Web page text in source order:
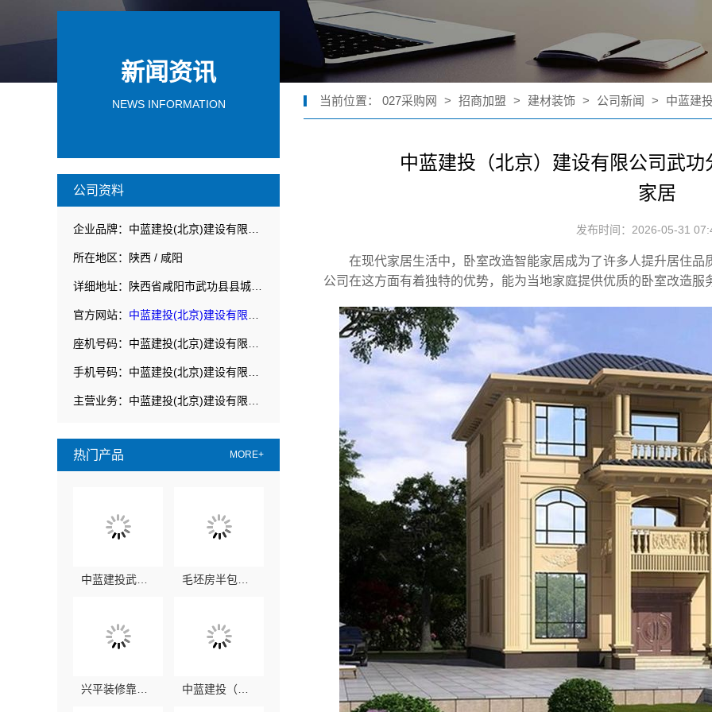
新闻资讯
NEWS INFORMATION
公司资料
所在地区：陕西 / 咸阳
官方网站： 中蓝建投(北京)建设有限公司武功分公司
热门产品 MORE+
当前位置： 027采购网 > 招商加盟 > 建材装饰 > 公司新闻 > 中蓝建
中蓝建投（北京）建设有限公司武
家居
发布时间：2026-05-31
在现代家居生活中， 卧室改造智能家居成为了许多人提升居住品
公司在这方面有着独特的优势，能为当地家庭提供优质的卧室改造服